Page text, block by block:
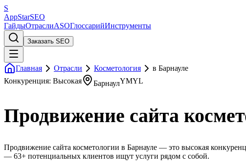
S
AppStarSEO
ГайдыОтраслиASOГлоссарийИнструменты
Заказать SEO
Главная Отрасли Косметология
в Барнауле
Конкуренция: Высокая
БарнаулYMYL
Продвижение сайта
Продвижение сайта косметологии в Барнауле — это высокая
— 63+ потенциальных клиентов ищут услуги рядом с собой.